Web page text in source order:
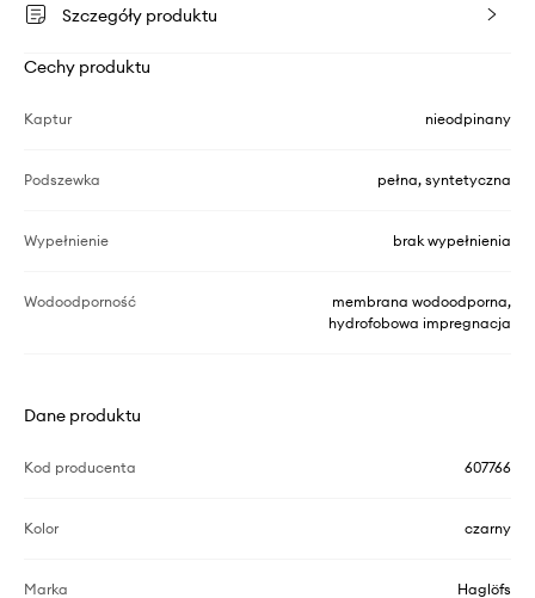
Szczegóły produktu
Cechy produktu
Kaptur nieodpinany
Podszewka pełna, syntetyczna
Wypełnienie brak wypełnienia
Wodoodporność
membrana wodoodporna,
hydrofobowa impregnacja
Dane produktu
Kod producenta 607766
Kolor czarny
Marka Haglöfs